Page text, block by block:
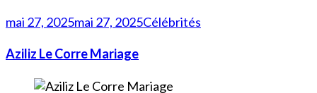
mai 27, 2025mai 27, 2025Célébrités
Aziliz Le Corre Mariage